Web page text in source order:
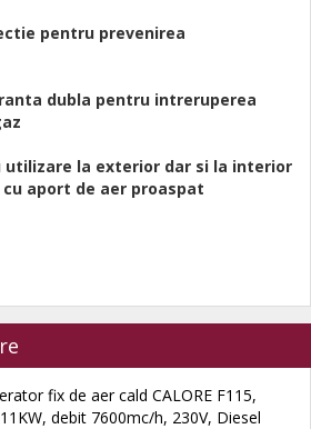
pentru prevenirea
dubla pentru intreruperea
utilizare la exterior dar si la interior
aport de aer proaspat
fix de aer cald CALORE F115,
debit 7600mc/h, 230V, Diesel